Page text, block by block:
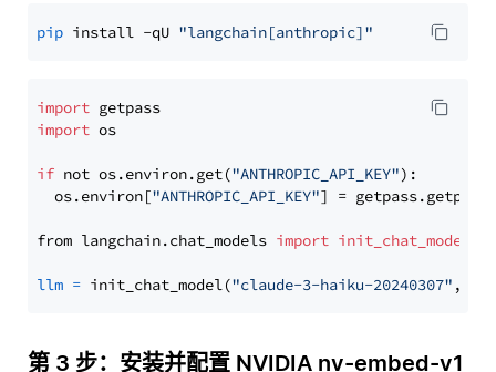
pip install -qU "langchain[anthropic]"
import
import os
if not os.environ.get("ANTHROPIC_API_KEY"):
  os.environ[
"ANTHROPIC_API_KEY"] = getpass.getpass(
from langchain.chat_models import init_chat_model
llm = init_chat_model("claude-3-haiku-20240307" ,
第 3 步：安装并配置 NVIDIA nv-embed-v1